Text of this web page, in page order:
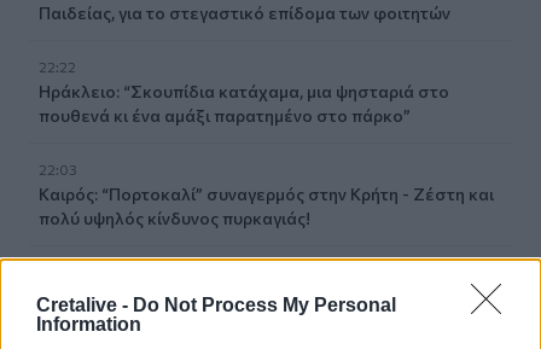
Cretalive - Do Not Process My Personal
Information
Παιδείας, για το στεγαστικό επίδομα των φοιτητών
22:22
Ηράκλειο: “Σκουπίδια κατάχαμα, μια ψησταριά στο
πουθενά κι ένα αμάξι παρατημένο στο πάρκο”
22:03
Καιρός: “Πορτοκαλί” συναγερμός στην Κρήτη - Ζέστη και
πολύ υψηλός κίνδυνος πυρκαγιάς!
Σφοδρή επίθεση κατά Καρυστιανού-Γρατσία από πρώην
στελέχη: «Συνεχής εσωστρέφεια και τραγικά